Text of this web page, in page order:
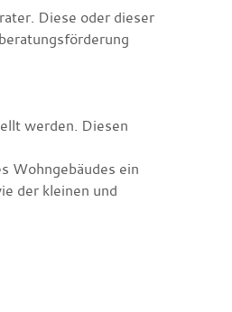
Diese oder dieser
werden. Diesen
Wohngebäudes ein
der kleinen und